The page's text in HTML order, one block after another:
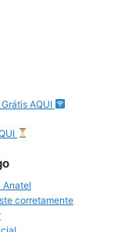
AQUI
Anatel
corretamente